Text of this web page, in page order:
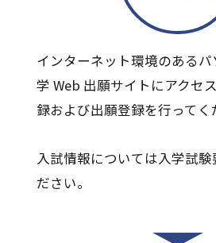
インターネット環境のある
学 Web 出願サイトにアクセ
録および出願登録を行ってく
入試情報については入学試験
ださい。